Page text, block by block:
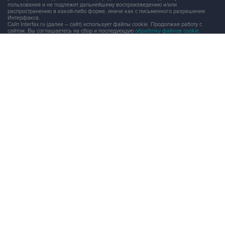
пользования и не подлежит дальнейшему воспроизведению и/или
распространению в какой-либо форме, иначе как с письменного разрешения
Интерфакса.
Сайт Interfax.ru (далее – сайт) использует файлы cookie. Продолжая работу с
сайтом, Вы соглашаетесь на сбор и последующую обработку файлов cookie.